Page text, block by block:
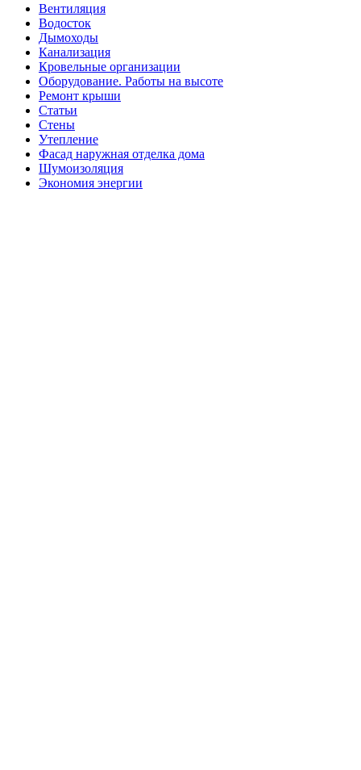
Вентиляция
Водосток
Дымоходы
Канализация
Кровельные организации
Оборудование. Работы на высоте
Ремонт крыши
Статьи
Стены
Утепление
Фасад наружная отделка дома
Шумоизоляция
Экономия энергии